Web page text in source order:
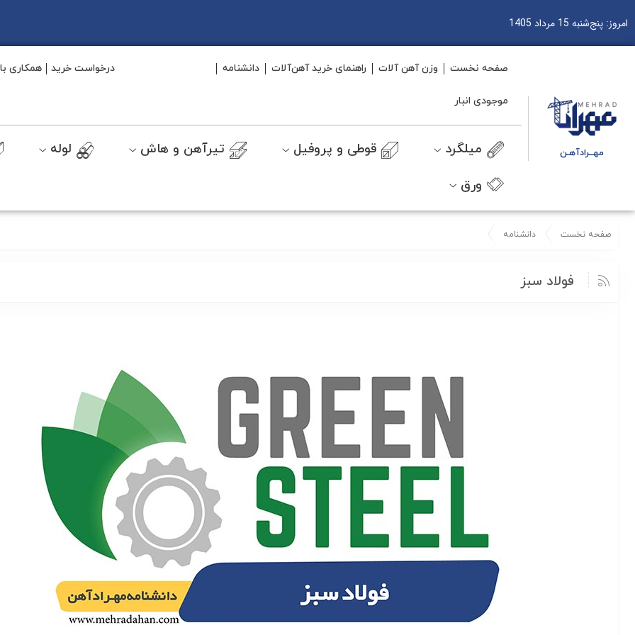
امروز: پنج‌شنبه 15 مرداد 1405
مهــرادآهـن
صفحه نخست وزن آهن آلات راهنمای خرید آهن‌آلات دانشنامه
موجودی انبار
درخواست خرید همکاری
میلگرد قوطی و پروفیل تیرآهن و هاش لوله
ورق
صفحه نخست دانشنامه
فولاد سبز
تماس بگیرید